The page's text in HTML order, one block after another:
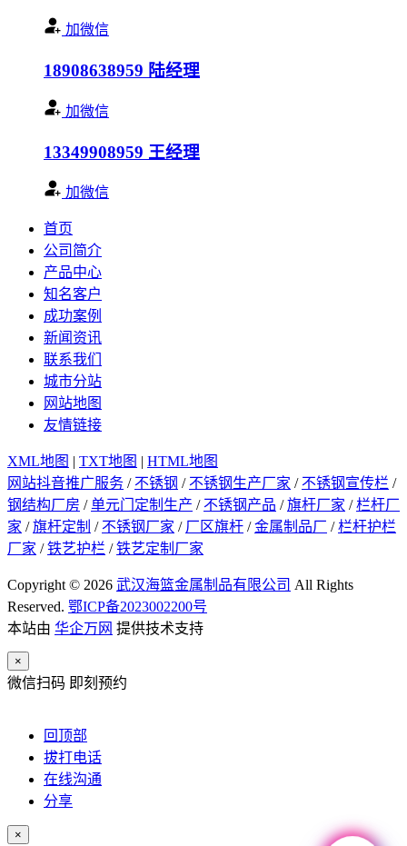
加微信
18908638959 陆经理
加微信
13349908959 王经理
加微信
首页
公司简介
产品中心
知名客户
成功案例
新闻资讯
联系我们
城市分站
网站地图
友情链接
XML地图 | TXT地图 | HTML地图
网站抖音推广服务 / 不锈钢 / 不锈钢生产厂家 / 不锈钢宣传栏 /
钢结构厂房 /单元门定制生产 / 不锈钢产品 /旗杆厂家 /栏杆厂
家 /旗杆定制 / 不锈钢厂家 / 厂区旗杆 /金属制品厂 /栏杆护栏
厂家 /铁艺护栏 /铁艺定制厂家
Copyright © 2026 武汉海篮金属制品有限公司 All Rights
Reserved. 鄂ICP备2023002200号
本站由 华企万网 提供技术支持
×
微信扫码 即刻预约
回顶部
拔打电话
在线沟通
分享
×